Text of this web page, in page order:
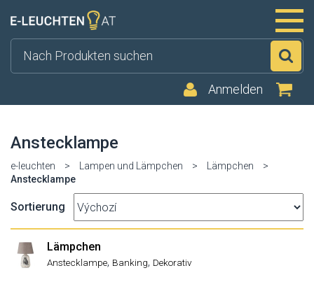
Anmelden
Anstecklampe
e-leuchten > Lampen und Lämpchen > Lämpchen
>
Anstecklampe
Sortierung
Lämpchen
Anstecklampe, Banking, Dekorativ